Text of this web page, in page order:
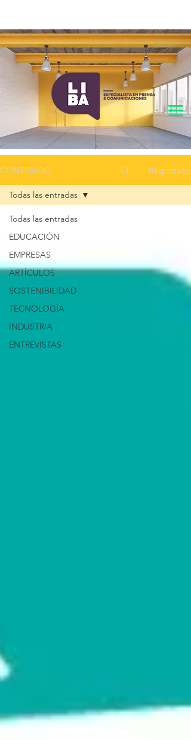
CONTENIDO Regístrate
Todas las entradas
EDUCACIÓN
EMPRESAS
ARTÍCULOS
SOSTENIBILIDAD
TECNOLOGÍA
INDUSTRIA
ENTREVISTAS
Todas las entradas